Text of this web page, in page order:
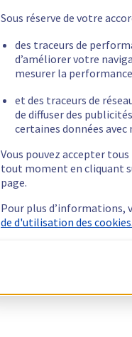
Sous réserve de votre
des traceurs de
d’améliorer votre
mesurer la
et des traceurs de
de diffuser des
certaines données
Vous pouvez accepter
tout moment en cliquant
page.
Pour plus d’informations,
de d'utilisation des cookies.